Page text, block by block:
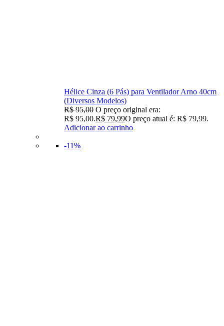
Hélice Cinza (6 Pás) para Ventilador Arno 40cm
(Diversos Modelos)
R$95,00 O preço original era:
R$ 95,00.R$ 79,99O preço atual é: R$ 79,99.
Adicionar ao carrinho
-11%